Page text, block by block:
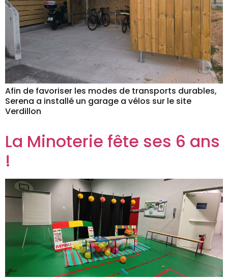
Afin de favoriser les modes de transports durables,
Serena a installé un garage a vélos sur le site
Verdillon
La Minoterie fête ses 6 ans
!